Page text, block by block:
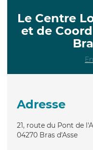
Le Centre
et de
Adresse
21, route du Pont de
04270 Bras d'Asse